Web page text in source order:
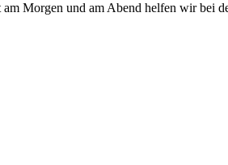
Morgen und am Abend helfen wir bei